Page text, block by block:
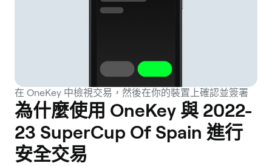
在 OneKey 中檢視交易，然後在你的裝置上確認並簽署
為什麼使用 OneKey 與 2022-
23 SuperCup Of Spain 進行
安全交易